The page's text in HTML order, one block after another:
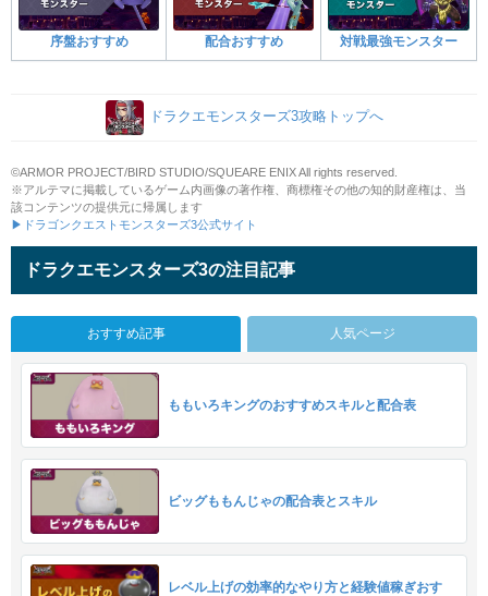
序盤おすすめ 配合おすすめ 対戦最強モンスター
ドラクエモンスターズ3攻略トップへ
©ARMOR PROJECT/BIRD STUDIO/SQUEARE ENIX All rights reserved.
※アルテマに掲載しているゲーム内画像の著作権、商標権その他の知的財産権は、当
該コンテンツの提供元に帰属します
▶ドラゴンクエストモンスターズ3公式サイト
ドラクエモンスターズ3の注目記事
おすすめ記事 人気ページ
ももいろキングのおすすめスキルと配合表
ビッグももんじゃの配合表とスキル
レベル上げの効率的なやり方と経験値稼ぎおす